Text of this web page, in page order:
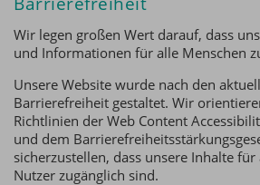
Wir legen großen Wert darauf, dass
und Informationen für alle Menschen
Unsere Website wurde nach den
Barrierefreiheit gestaltet. Wir
Richtlinien der Web Content
und dem
sicherzustellen, dass unsere Inhalte
Nutzer zugänglich sind.